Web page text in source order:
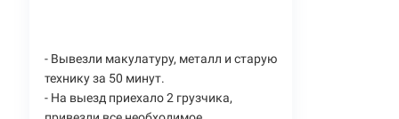
- Вывезли макулатуру, металл и старую
технику за 50 минут.
- На выезд приехало 2 грузчика,